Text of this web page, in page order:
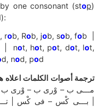
one consonant (stop)
rob, Rob, job, sob, fob |
| not, hot, pot, dot, lot,
d, nod, pod
ترجمة أصوات الكلمات اعلاه
مـــى ب – وْرى ب – وْرى
| بـــى كْس – فى كْس |